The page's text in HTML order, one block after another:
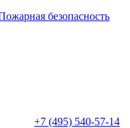
+7 (495) 540-57-14